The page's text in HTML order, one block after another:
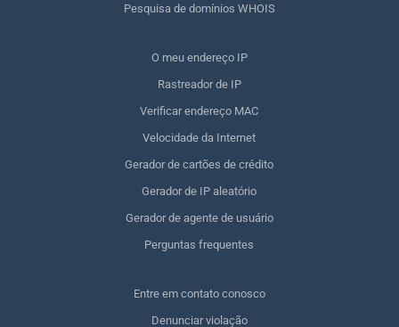
Pesquisa de domínios WHOIS
O meu endereço IP
Rastreador de IP
Verificar endereço MAC
Velocidade da Internet
Gerador de cartões de crédito
Gerador de IP aleatório
Gerador de agente de usuário
Perguntas frequentes
Entre em contato conosco
Denunciar violação